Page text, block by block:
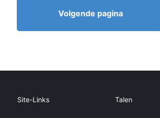
Volgende pagina
Site-Links Talen